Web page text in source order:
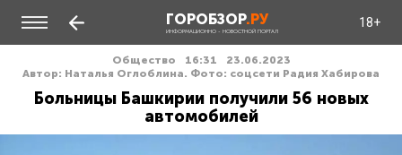
ГОРОБЗОР.РУ
ИНФОРМАЦИОННО - НОВОСТНОЙ ПОРТАЛ
18+
Общество 16:31
23.06.2023
Автор: Наталья Оглоблина. Фото: соцсети Радия Хабирова
Больницы Башкирии получили 56 новых
автомобилей